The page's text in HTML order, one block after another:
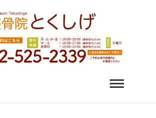
中央区 薬院 肩
痛｜整体 スポ
害なら整骨院
、薬院、天神、平尾、博多、六本松で肩こ
形性股関節症にお悩みなら整骨院とくしげ
のお話を丁寧にお聞きし、施術させていた
ポーツ選手のケガもおまかせください。